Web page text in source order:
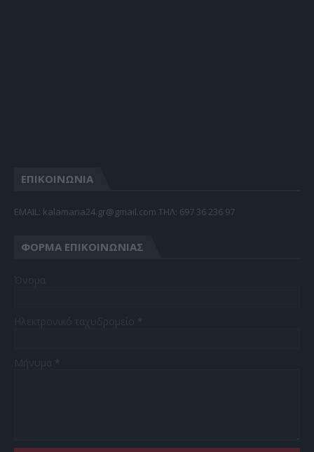
ΕΠΙΚΟΙΝΩΝΙΑ
EMAIL: kalamaria24.gr@gmail.com TΗΛ: 697 36 236 97
ΦΌΡΜΑ ΕΠΙΚΟΙΝΩΝΊΑΣ